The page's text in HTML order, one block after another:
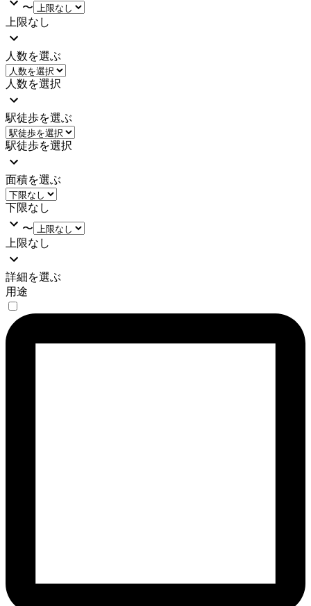
〜
上限なし
人数を選ぶ
人数を選択
駅徒歩を選ぶ
駅徒歩を選択
面積を選ぶ
下限なし
〜
上限なし
詳細を選ぶ
用途